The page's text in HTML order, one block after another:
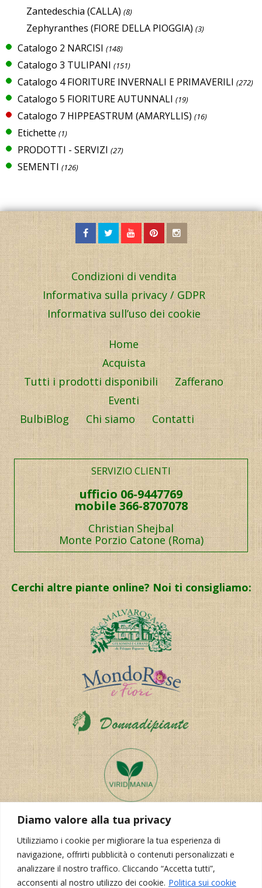
Diamo valore alla tua privacy
Utilizziamo i cookie per migliorare la tua esperienza di
navigazione, offrirti pubblicità o contenuti personalizzati e
analizzare il nostro traffico. Cliccando “Accetta tutti”,
acconsenti al nostro utilizzo dei cookie. Politica sui cookie
Zantedeschia (CALLA) (8)
Zephyranthes (FIORE DELLA PIOGGIA) (3)
Catalogo 2 NARCISI (148)
Catalogo 3 TULIPANI (151)
Catalogo 4 FIORITURE INVERNALI E PRIMAVERILI (272)
Catalogo 5 FIORITURE AUTUNNALI (19)
Catalogo 7 HIPPEASTRUM (AMARYLLIS) (16)
Etichette (1)
PRODOTTI - SERVIZI (27)
SEMENTI (126)
Condizioni di vendita
Informativa sulla privacy / GDPR
Informativa sull’uso dei cookie
Home
Acquista
Tutti i prodotti disponibili
Zafferano
Eventi
BulbiBlog
Chi siamo Contatti
SERVIZIO CLIENTI
ufficio 06-9447769
mobile 366-8707078
Christian Shejbal
Monte Porzio Catone (Roma)
Cerchi altre piante online? Noi ti consigliamo: